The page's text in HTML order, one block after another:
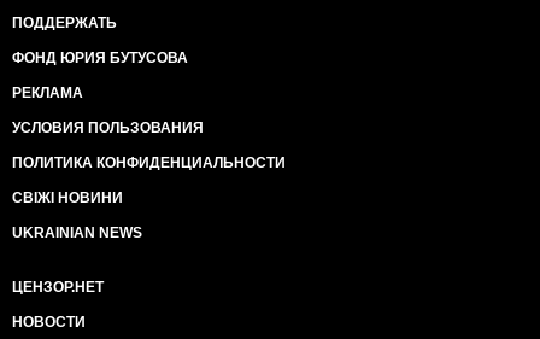
ПОДДЕРЖАТЬ
ФОНД ЮРИЯ БУТУСОВА
РЕКЛАМА
УСЛОВИЯ ПОЛЬЗОВАНИЯ
ПОЛИТИКА КОНФИДЕНЦИАЛЬНОСТИ
СВІЖІ НОВИНИ
UKRAINIAN NEWS
ЦЕНЗОР.НЕТ
НОВОСТИ